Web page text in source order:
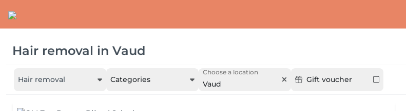
Hair removal in Vaud
Hair removal Categories
Choose a location
Vaud Gift voucher